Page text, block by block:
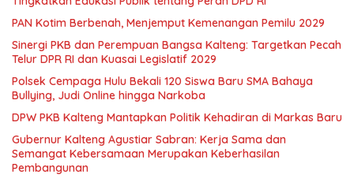
PAN Kotim Berbenah, Menjemput Kemenangan Pemilu 2029
Sinergi PKB dan Perempuan Bangsa Kalteng: Targetkan Pecah
Telur DPR RI dan Kuasai Legislatif 2029
Polsek Cempaga Hulu Bekali 120 Siswa Baru SMA Bahaya
Bullying, Judi Online hingga Narkoba
DPW PKB Kalteng Mantapkan Politik Kehadiran di Markas Baru
Gubernur Kalteng Agustiar Sabran: Kerja Sama dan
Semangat Kebersamaan Merupakan Keberhasilan
Pembangunan